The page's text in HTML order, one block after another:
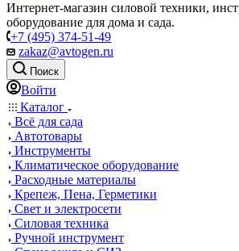
Интернет-магазин силовой техники,
оборудование для дома и сада.
+7 (495) 374-51-49
zakaz@avtogen.ru
Поиск
Войти
Каталог
Всё для сада
Автотовары
Инструменты
Климатическое оборудование
Расходные материалы
Крепеж, Пена, Герметики
Свет и электросети
Силовая техника
Ручной инструмент